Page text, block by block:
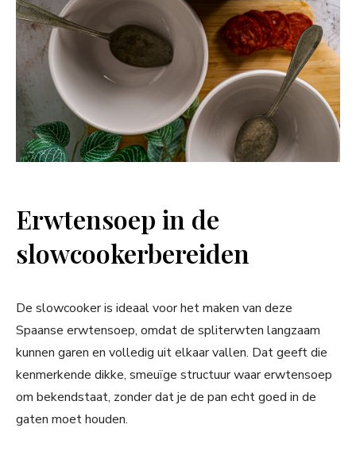
Erwtensoep in de
slowcookerbereiden
De slowcooker is ideaal voor het maken van deze
Spaanse erwtensoep, omdat de spliterwten langzaam
kunnen garen en volledig uit elkaar vallen. Dat geeft die
kenmerkende dikke, smeuïge structuur waar erwtensoep
om bekendstaat, zonder dat je de pan echt goed in de
gaten moet houden.